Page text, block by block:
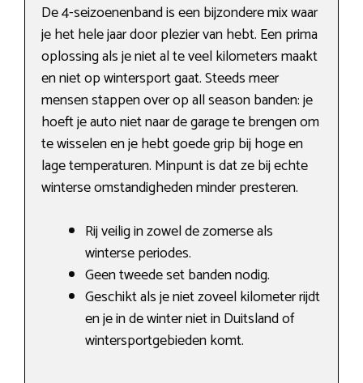
De 4-seizoenenband is een bijzondere mix waar
je het hele jaar door plezier van hebt. Een prima
oplossing als je niet al te veel kilometers maakt
en niet op wintersport gaat. Steeds meer
mensen stappen over op all season banden: je
hoeft je auto niet naar de garage te brengen om
te wisselen en je hebt goede grip bij hoge en
lage temperaturen. Minpunt is dat ze bij echte
winterse omstandigheden minder presteren.
Rij veilig in zowel de zomerse als
winterse periodes.
Geen tweede set banden nodig.
Geschikt als je niet zoveel kilometer rijdt
en je in de winter niet in Duitsland of
wintersportgebieden komt.